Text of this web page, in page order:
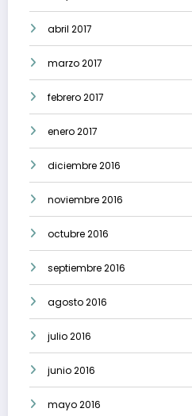
abril 2017
marzo 2017
febrero 2017
enero 2017
diciembre 2016
noviembre 2016
octubre 2016
septiembre 2016
agosto 2016
julio 2016
junio 2016
mayo 2016